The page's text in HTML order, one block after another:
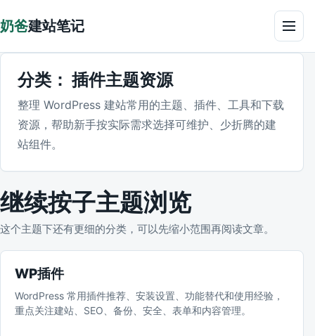
奶爸建站笔记 菜单
分类： 插件主题资源
整理 WordPress 建站常用的主题、插件、工具和下载
资源，帮助新手按实际需求选择可维护、少折腾的建
站组件。
继续按子主题浏览
这个主题下还有更细的分类，可以先缩小范围再阅读文章。
WP插件
WordPress 常用插件推荐、安装设置、功能替代和使用经验，
重点关注建站、SEO、备份、安全、表单和内容管理。